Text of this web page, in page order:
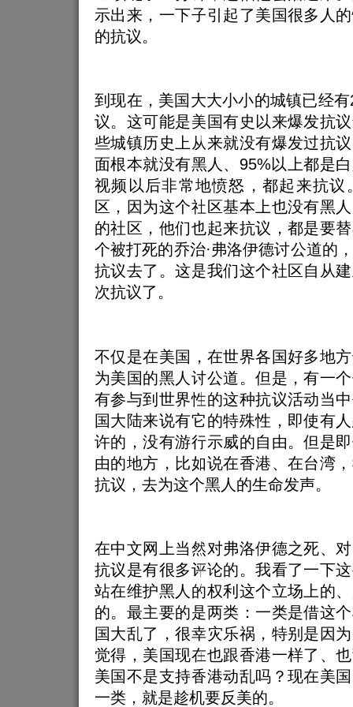
示出来，一下子引起了美国很多人
的抗议。
到现在，美国大大小小的城镇已经
议。这可能是美国有史以来爆发抗
些城镇历史上从来就没有爆发过抗
面根本就没有黑人、95%以上都是
视频以后非常地愤怒，都起来抗议
区，因为这个社区基本上也没有黑
的社区，他们也起来抗议，都是要
个被打死的乔治·弗洛伊德讨公道的
抗议去了。这是我们这个社区自从
次抗议了。
不仅是在美国，在世界各国好多地
为美国的黑人讨公道。但是，有一
有参与到世界性的这种抗议活动当
国大陆来说有它的特殊性，即使有
许的，没有游行示威的自由。但是
由的地方，比如说在香港、在台湾
抗议，去为这个黑人的生命发声。
在中文网上当然对弗洛伊德之死、
抗议是有很多评论的。我看了一下
站在维护黑人的权利这个立场上的
的。最主要的是两类：一类是借这
国大乱了，很幸灾乐祸，特别是因
觉得，美国现在也跟香港一样了、
美国不是支持香港动乱吗？现在美
一类，就是趁机要反美的。